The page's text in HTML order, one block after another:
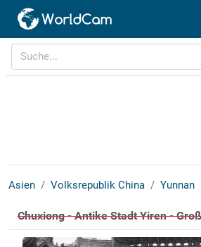
Asien Volksrepublik China Yunnan
Chuxiong - Antike Stadt Yiren -